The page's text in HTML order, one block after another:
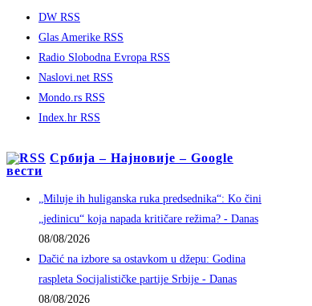
DW RSS
Glas Amerike RSS
Radio Slobodna Evropa RSS
Naslovi.net RSS
Mondo.rs RSS
Index.hr RSS
Србија – Најновије – Google
вести
„Miluje ih huliganska ruka predsednika“: Ko čini
„jedinicu“ koja napada kritičare režima? - Danas
08/08/2026
Dačić na izbore sa ostavkom u džepu: Godina
raspleta Socijalističke partije Srbije - Danas
08/08/2026